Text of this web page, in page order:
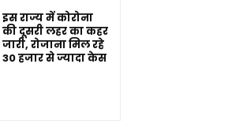
इस राज्य में कोरोना
की दूसरी लहर का कहर
जारी, रोजाना मिल रहे
30 हजार से ज्यादा केस